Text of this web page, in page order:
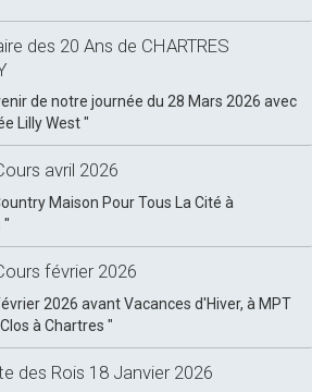
des 20 Ans de CHARTRES
de notre journée du 28 Mars 2026 avec
Lilly West "
avril 2026
Maison Pour Tous La Cité à
"
février 2026
2026 avant Vacances d'Hiver, à MPT
à Chartres "
des Rois 18 Janvier 2026